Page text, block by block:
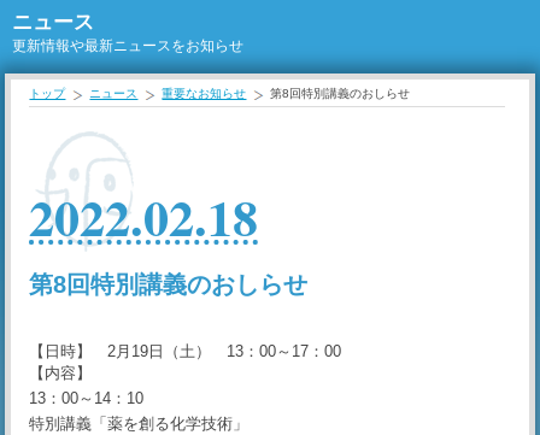
ニュース
更新情報や最新ニュースをお知らせ
トップ ニュース 重要なお知らせ 第8回特別講義のおしらせ
2022.02.18
第8回特別講義のおしらせ
【日時】 2月19日（土） 13：00～17：00
【内容】
13：00～14：10
特別講義「薬を創る化学技術」